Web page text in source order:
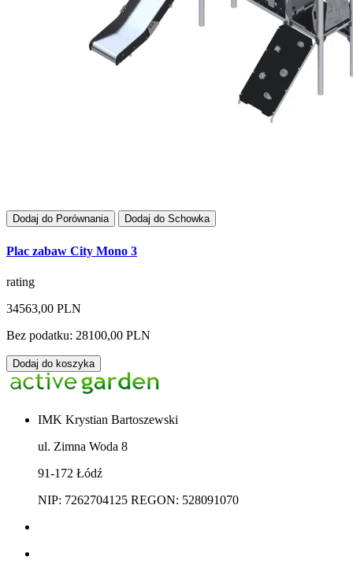
Dodaj do Porównania Dodaj do Schowka
Plac zabaw City Mono 3
rating
34563,00 PLN
Bez podatku: 28100,00 PLN
Dodaj do koszyka
IMK Krystian Bartoszewski
ul. Zimna Woda 8
91-172 Łódź
NIP: 7262704125 REGON: 528091070